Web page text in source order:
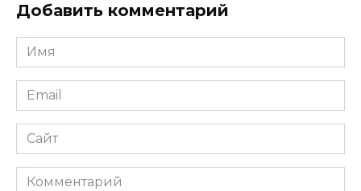
Добавить комментарий
Имя
*
Email
*
Сайт
Комментарий